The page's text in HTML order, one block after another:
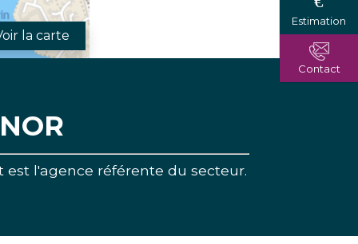
la carte
l'agence référente du secteur.
Estimation
Contact